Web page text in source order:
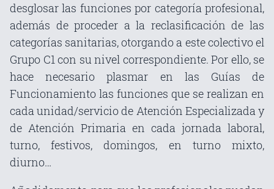
desglosar las funciones por categoría profesional,
además de proceder a la reclasificación de las
categorías sanitarias, otorgando a este colectivo el
Grupo C1 con su nivel correspondiente. Por ello, se
hace necesario plasmar en las Guías de
Funcionamiento las funciones que se realizan en
cada unidad/servicio de Atención Especializada y
de Atención Primaria en cada jornada laboral,
turno, festivos, domingos, en turno mixto,
diurno…